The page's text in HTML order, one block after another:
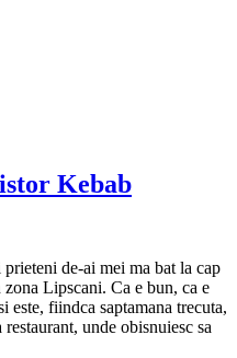
Kebab
de-ai mei ma bat la cap
Lipscani. Ca e bun, ca e
este, fiindca saptamana trecuta,
unde obisnuiesc sa